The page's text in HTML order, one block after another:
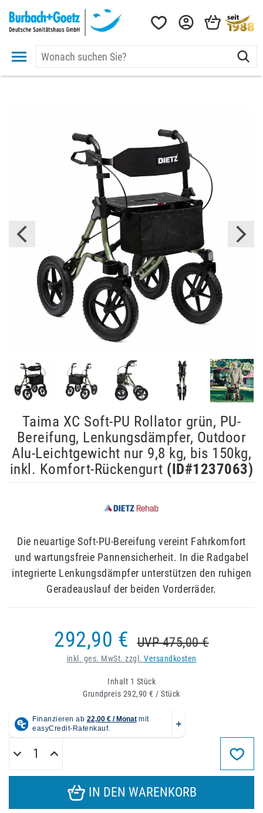
Taima XC Soft-PU Rollator grün, PU-
Bereifung, Lenkungsdämpfer, Outdoor
Alu-Leichtgewicht nur 9,8 kg, bis 150kg,
inkl. Komfort-Rückengurt (ID#1237063)
Die neuartige Soft-PU-Bereifung vereint Fahrkomfort
und wartungsfreie Pannensicherheit. In die Radgabel
integrierte Lenkungsdämpfer unterstützen den ruhigen
Geradeauslauf der beiden Vorderräder.
292,90 € UVP 475,00 €
inkl. ges. MwSt. zzgl. Versandkosten
Inhalt 1 Stück
Grundpreis 292,90 € / Stück
IN DEN WARENKORB